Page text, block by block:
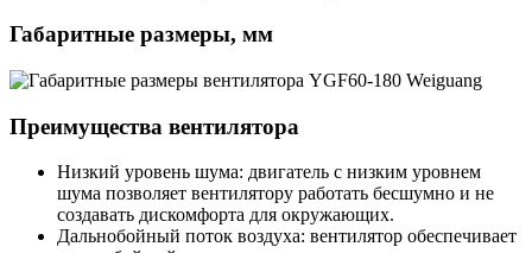
Габаритные размеры, мм
Преимущества вентилятора
Низкий уровень шума: двигатель с низким уровнем
шума позволяет вентилятору работать бесшумно и не
создавать дискомфорта для окружающих.
Дальнобойный поток воздуха: вентилятор обеспечивает